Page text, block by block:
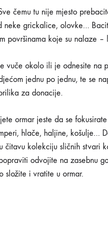
čemu tu nije mjesto
neke grickalice, olovke…
površinama koje su nalaze
vuče okolo ili je odnesite na
jednu po jednu, te se
za donacije.
ormar jeste da se
hlače, haljine, košulje…
kolekciju sličnih stvari
odvojite na zasebnu
složite i vratite u ormar.